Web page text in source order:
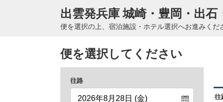
出雲発兵庫 城崎・豊岡・出
便を選択の上、宿泊施設・ホテル選択へお進みくだ
便を選択してください
往路
往